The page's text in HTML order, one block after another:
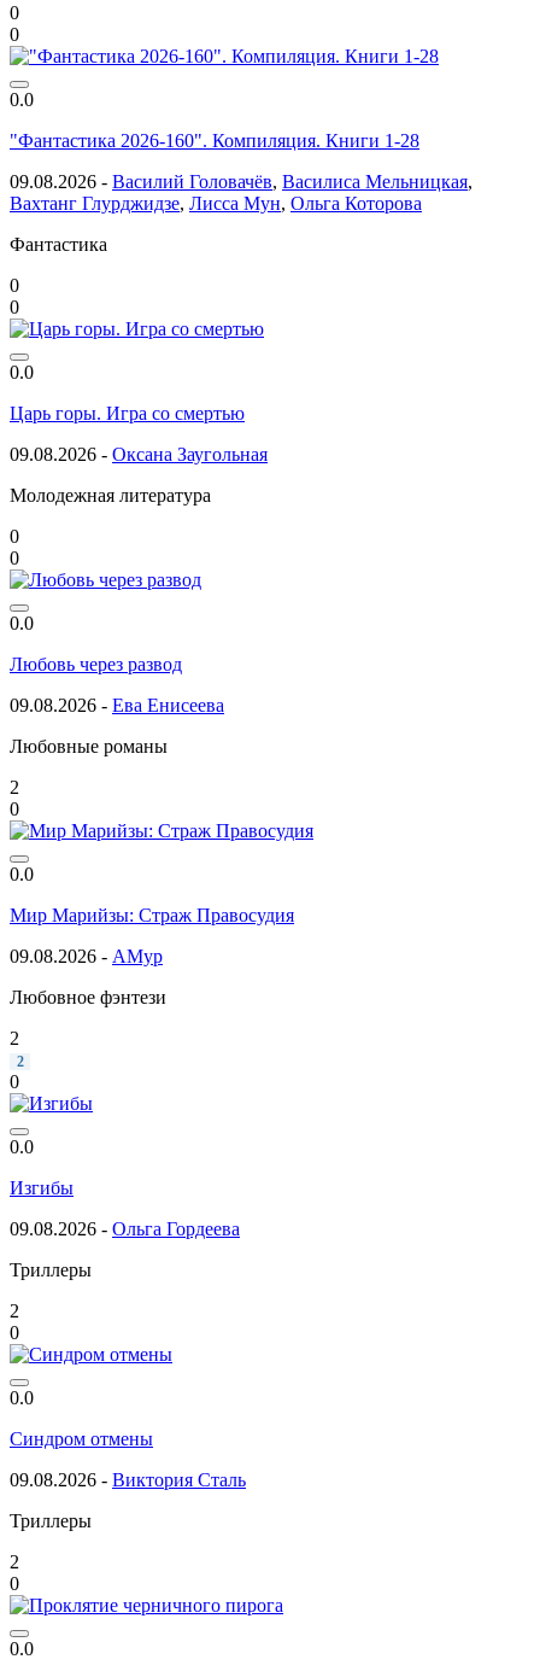
0
0
0.0
"Фантастика 2026-160". Компиляция. Книги 1-28
09.08.2026 - Василий Головачёв, Василиса Мельницкая,
Вахтанг Глурджидзе, Лисса Мун, Ольга Которова
Фантастика
0
0
0.0
Царь горы. Игра со смертью
09.08.2026 - Оксана Заугольная
Молодежная литература
0
0
0.0
Любовь через развод
09.08.2026 - Ева Енисеева
Любовные романы
2
0
0.0
Мир Марийзы: Страж Правосудия
09.08.2026 - АМур
Любовное фэнтези
2
2
0
0.0
Изгибы
09.08.2026 - Ольга Гордеева
Триллеры
2
0
0.0
Синдром отмены
09.08.2026 - Виктория Сталь
Триллеры
2
0
0.0